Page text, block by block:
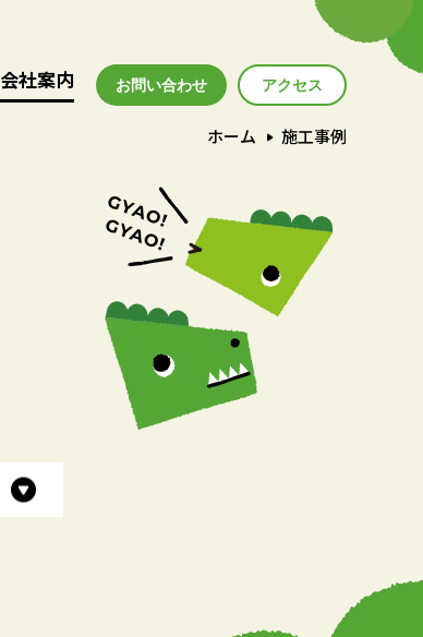
会社案内
会社案内 お問い合わせ アクセス
アクセス
ホーム 施工事例